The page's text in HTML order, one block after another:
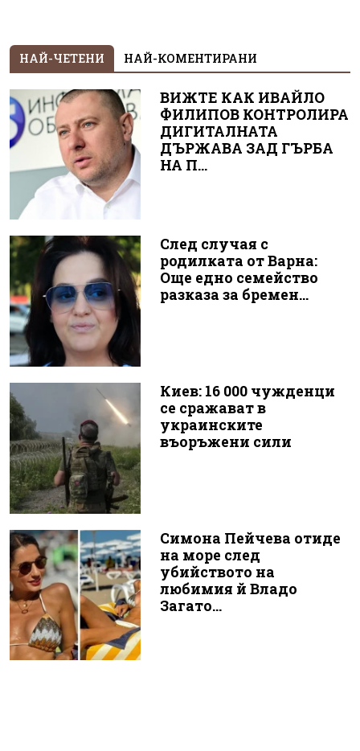
НАЙ-ЧЕТЕНИ НАЙ-КОМЕНТИРАНИ
ВИЖТЕ КАК ИВАЙЛО
ФИЛИПОВ КОНТРОЛИРА
ДИГИТАЛНАТА
ДЪРЖАВА ЗАД ГЪРБА
НА П...
След случая с
родилката от Варна:
Още едно семейство
разказа за бремен...
Киев: 16 000 чужденци
се сражават в
украинските
въоръжени сили
Симона Пейчева отиде
на море след
убийството на
любимия й Владо
Загато...